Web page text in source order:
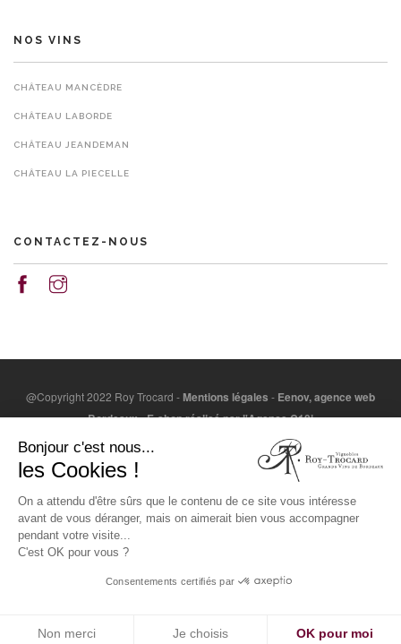
NOS VINS
CHÂTEAU MANCÈDRE
CHÂTEAU LABORDE
CHÂTEAU JEANDEMAN
CHÂTEAU LA PIECELLE
CONTACTEZ-NOUS
@Copyright 2022 Roy Trocard - Mentions légales - Eenov, agence web
Bordeaux-E-shop réalisé par l'Agence C10i
L'abus d'alcool est dangereux pour la santé. A consommer
avec modération. / Alcohol abuse is dangerous for health.
LA CONSOMMATION D’ALCOOL EST VIVEMENT DÉCONSEILLÉE AUX
FEMMES ENCEINTES. LA VENTE D'ALCOOL À DES MINEURS DE MOINS
Bonjour c'est nous...
les Cookies !
On a attendu d'être sûrs que le contenu de ce site vous intéresse
avant de vous déranger, mais on aimerait bien vous accompagner
pendant votre visite...
C'est OK pour vous ?
Consentements certifiés par
Non merci Je choisis OK pour moi